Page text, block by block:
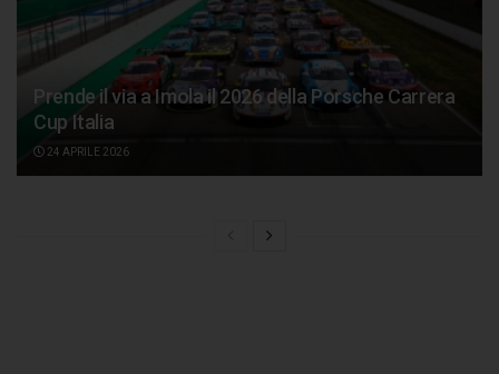
Prende il via a Imola il 2026 della Porsche Carrera
Cup Italia
24 APRILE 2026